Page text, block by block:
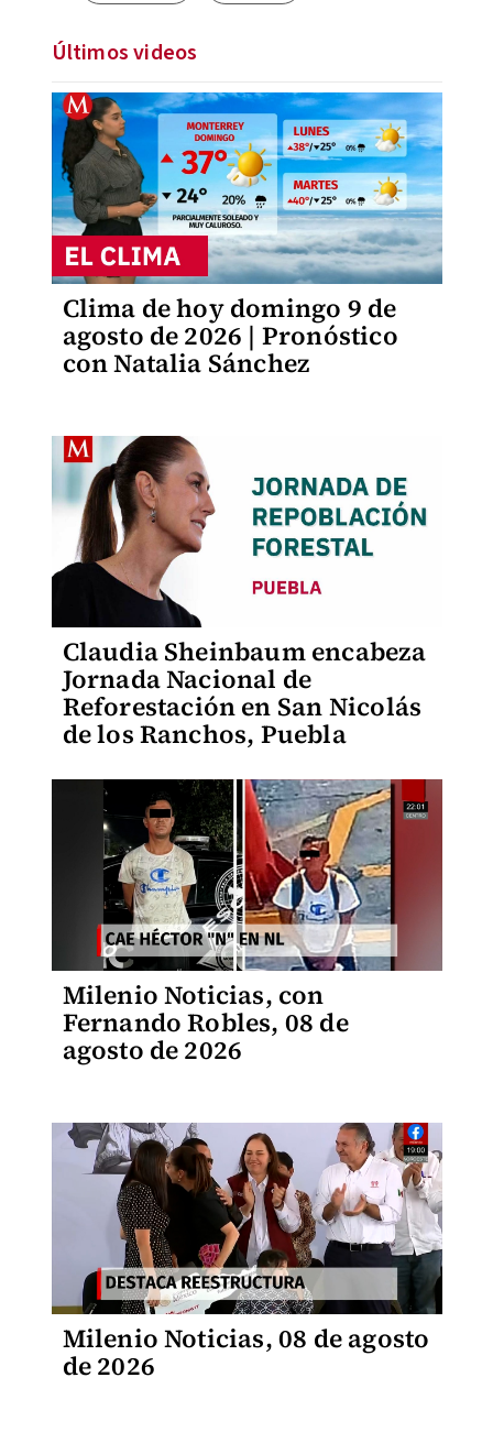
Últimos videos
Clima de hoy domingo 9 de
agosto de 2026 | Pronóstico
con Natalia Sánchez
Claudia Sheinbaum encabeza
Jornada Nacional de
Reforestación en San Nicolás
de los Ranchos, Puebla
Milenio Noticias, con
Fernando Robles, 08 de
agosto de 2026
Milenio Noticias, 08 de agosto
de 2026